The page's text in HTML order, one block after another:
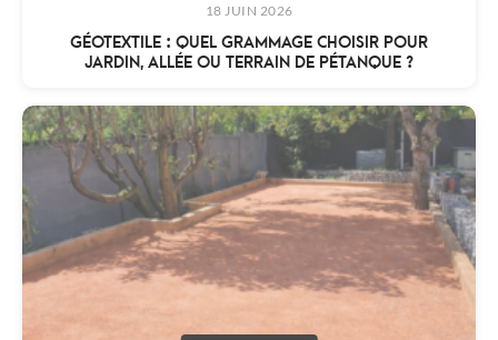
18 JUIN 2026
GÉOTEXTILE : QUEL GRAMMAGE CHOISIR POUR
JARDIN, ALLÉE OU TERRAIN DE PÉTANQUE ?